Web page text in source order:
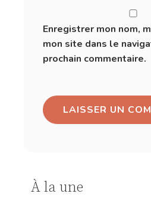
Enregistrer mon nom,
mon site dans le
prochain commentaire.
À la une